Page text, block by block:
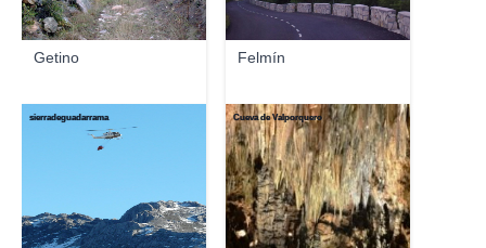
Getino Felmín
sierradeguadarrama Cueva de Valporquero